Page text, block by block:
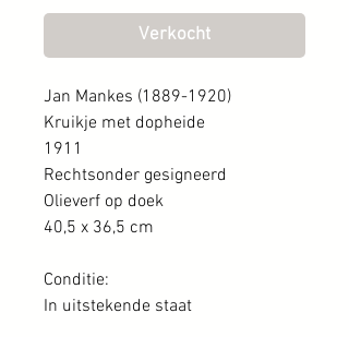
Verkocht
Jan Mankes (1889-1920)
Kruikje met dopheide
1911
Rechtsonder gesigneerd
Olieverf op doek
40,5 x 36,5 cm
Conditie:
In uitstekende staat